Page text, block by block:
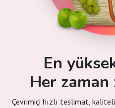
En
Her zaman
Çevrimiçi hızlı teslimat,